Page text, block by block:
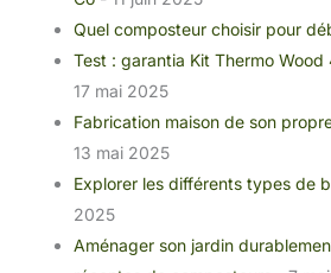
Quel composteur choisir pour
Test : garantia Kit Thermo
17 mai 2025
Fabrication maison de son
13 mai 2025
Explorer les différents types de
2025
Aménager son jardin